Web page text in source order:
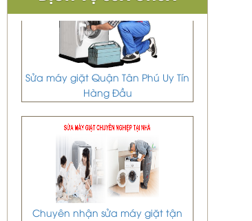
Sửa máy giặt Quận Tân Phú Uy Tín
Hàng Đầu
Chuyên nhận sửa máy giặt tận
nhà Quận Tân Phú